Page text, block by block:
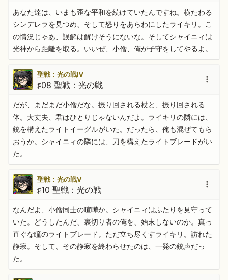
あなた達は、いまも歪な平和を続けていたんですね。横たわる
シンデレラを見つめ、そして怒りをあらわにしたライキリ。こ
の情況じゃあ、誤解は解けそうにないな。そしてシャイニィは
光神から距離を取る。いいぜ、小僧、俺が子守をしてやるよ。
聖戦：光の戦Ⅳ
♯08 聖戦：光の戦
だが、まだまだ小僧だな。振り回される杖と、振り回される
体。大丈夫、君はひとりじゃないんだよ。ライキリの隣には、
銃を構えたライトイーグルがいた。だったら、俺も混ぜてもら
おうか。シャイニィの隣には、刀を構えたライトブレードがい
た。
聖戦：光の戦Ⅴ
♯10 聖戦：光の戦
なんだよ、小僧同士の喧嘩か。シャイニィはふたりを見守って
いた。どうしたんだ、裏切り者の俺を、始末しないのか。真っ
直ぐな瞳のライトブレード。ただ立ち尽くすライキリ。訪れた
静寂。そして、その静寂を終わらせたのは、一発の銃声だっ
た。